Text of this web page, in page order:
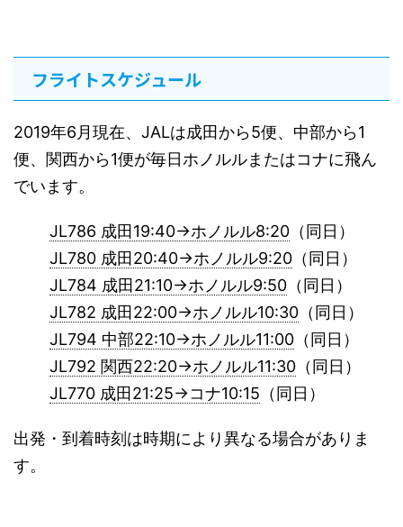
フライトスケジュール
2019年6月現在、JALは成田から5便、中部から1
便、関西から1便が毎日ホノルルまたはコナに飛ん
でいます。
JL786 成田19:40→ホノルル8:20 （同日）
JL780 成田20:40→ホノルル9:20 （同日）
JL784 成田21:10→ホノルル9:50 （同日）
JL782 成田22:00→ホノルル10:30 （同日）
JL794 中部22:10→ホノルル11:00 （同日）
JL792 関西22:20→ホノルル11:30 （同日）
JL770 成田21:25→コナ10:15 （同日）
出発・到着時刻は時期により異なる場合がありま
す。